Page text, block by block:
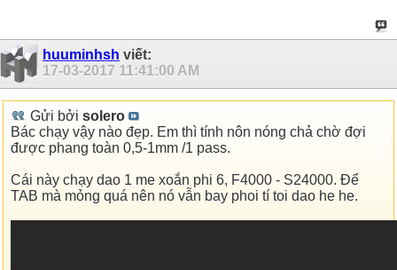
huuminhsh viết:
17-03-2017 11:41:00 AM
Gửi bởi solero
Bác chạy vậy nào đẹp. Em thì tính nôn nóng chả chờ đợi
được phang toàn 0,5-1mm /1 pass.
Cái này chạy dao 1 me xoắn phi 6, F4000 - S24000. Để
TAB mà mỏng quá nên nó vẫn bay phoi tí toi dao he he.